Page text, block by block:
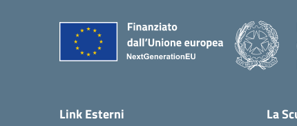
Link Esterni La